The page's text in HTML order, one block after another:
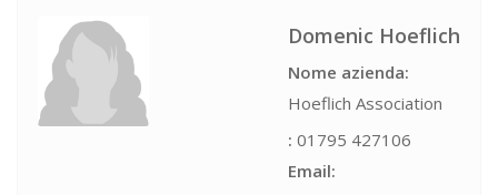
Domenic Hoeflich
Nome azienda:
Hoeflich Association
: 01795 427106
Email: